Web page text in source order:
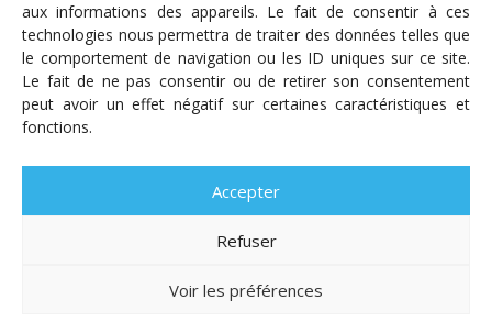
aux informations des appareils. Le fait de consentir à ces
technologies nous permettra de traiter des données telles que
le comportement de navigation ou les ID uniques sur ce site.
Le fait de ne pas consentir ou de retirer son consentement
peut avoir un effet négatif sur certaines caractéristiques et
fonctions.
Accepter
Refuser
Voir les préférences
Radio Judaica Strasbourg
Tous droits réservés
RADIO JUDAÏCA
ÉMISSIONS ET GRILLE DES PROGRAMMES
PODCASTS
UN DON
ADHÉRER MENTIONS LÉGALES
RÉAL.